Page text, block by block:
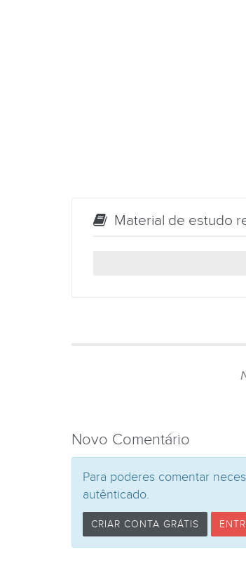
Material de estudo
Novo Comentário
Para poderes comentar
autênticado.
CRIAR CONTA GRÁTIS